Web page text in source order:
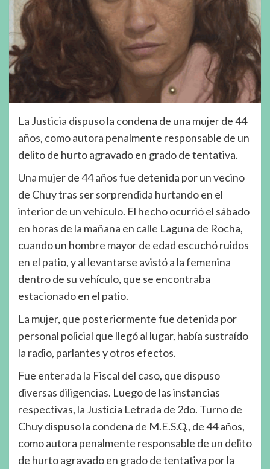
La Justicia dispuso la condena de una mujer de 44
años, como autora penalmente responsable de un
delito de hurto agravado en grado de tentativa.
Una mujer de 44 años fue detenida por un vecino
de Chuy tras ser sorprendida hurtando en el
interior de un vehículo. El hecho ocurrió el sábado
en horas de la mañana en calle Laguna de Rocha,
cuando un hombre mayor de edad escuchó ruidos
en el patio, y al levantarse avistó a la femenina
dentro de su vehículo, que se encontraba
estacionado en el patio.
La mujer, que posteriormente fue detenida por
personal policial que llegó al lugar, había sustraído
la radio, parlantes y otros efectos.
Fue enterada la Fiscal del caso, que dispuso
diversas diligencias. Luego de las instancias
respectivas, la Justicia Letrada de 2do. Turno de
Chuy dispuso la condena de M.E.S.Q., de 44 años,
como autora penalmente responsable de un delito
de hurto agravado en grado de tentativa por la